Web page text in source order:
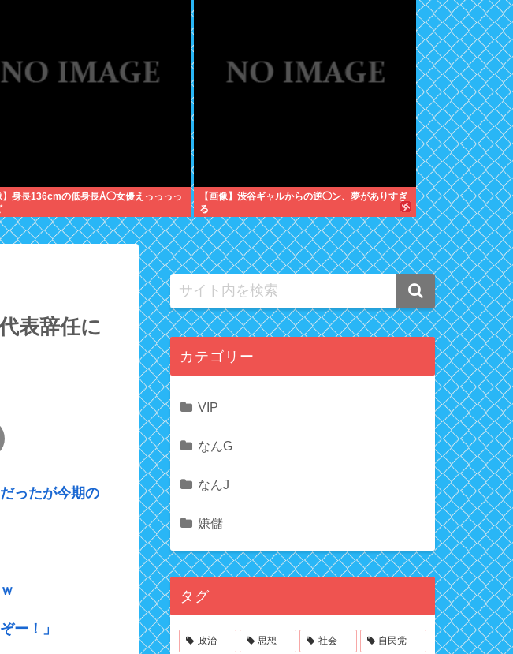
】身長136cmの低身長Å◯女優えっっっっ
【画像】渋谷ギャルからの逆◯ン、夢がありすぎ
る
表辞任に
ったが今期の
ー！」
カテゴリー
VIP
なんG
なんJ
嫌儲
タグ
政治 思想 社会 自民党